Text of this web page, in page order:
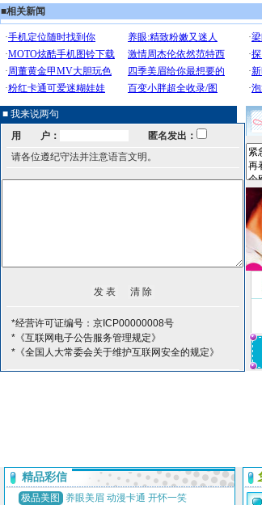
■相关新闻
■ 我来说两句
用 户：
匿名发出：
请各位遵纪守法并注意语言文明。
*经营许可证编号：京ICP00000008号
*《互联网电子公告服务管理规定》
*《全国人大常委会关于维护互联网安全的规定》